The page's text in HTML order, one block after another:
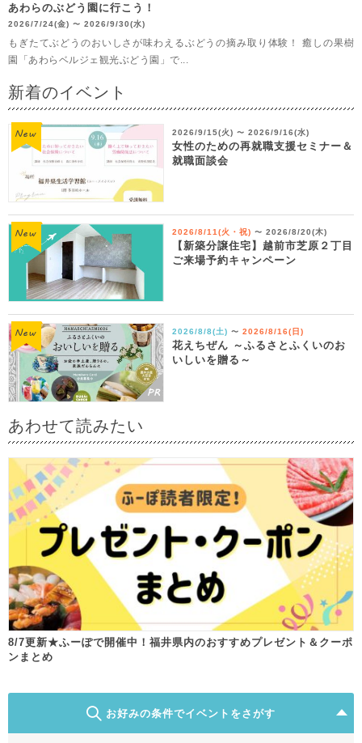
あわらのぶどう園に行こう！
2026/7/24(金) 〜 2026/9/30(水)
もぎたてぶどうのおいしさが味わえるぶどうの摘み取り体験！ 癒しの果樹
園「あわらベルジェ観光ぶどう園」で...
新着のイベント
2026/9/15(火) 〜 2026/9/16(水)
女性のための再就職支援セミナー＆
就職面談会
2026/8/11(火・祝) 〜 2026/8/20(木)
【新築分譲住宅】越前市芝原２丁目
ご来場予約キャンペーン
2026/8/8(土) 〜 2026/8/16(日)
花えちぜん ～ふるさとふくいのお
いしいを贈る～
あわせて読みたい
8/7更新★ふーぽで開催中！福井県内のおすすめプレゼント＆クーポ
ンまとめ
お好みの条件でイベントをさがす